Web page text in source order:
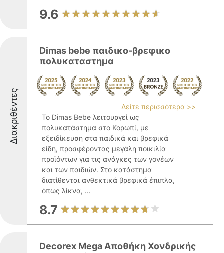
9.6
Διακριθέντες
Dimas bebe παιδικο-βρεφικο
πολυκαταστημα
Δείτε περισσότερα >>
Το Dimas Bebe λειτουργεί ως
πολυκατάστημα στο Κορωπί, με
εξειδίκευση στα παιδικά και βρεφικά
είδη, προσφέροντας μεγάλη ποικιλία
προϊόντων για τις ανάγκες των γονέων
και των παιδιών. Στο κατάστημα
διατίθενται ανθεκτικά βρεφικά έπιπλα,
όπως λίκνα, ...
8.7
Decorex Mega Αποθήκη Χονδρικής